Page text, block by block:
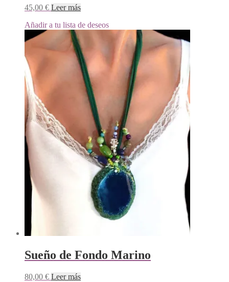
45,00 € Leer más
Añadir a tu lista de deseos
Sueño de Fondo Marino
80,00 € Leer más